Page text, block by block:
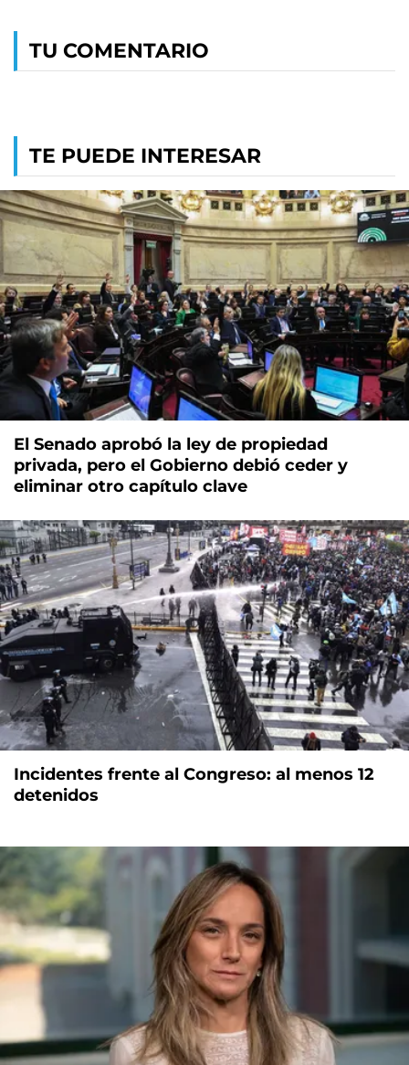
TU COMENTARIO
TE PUEDE INTERESAR
El Senado aprobó la ley de propiedad
privada, pero el Gobierno debió ceder y
eliminar otro capítulo clave
Incidentes frente al Congreso: al menos 12
detenidos